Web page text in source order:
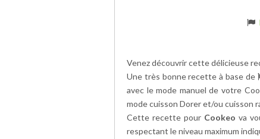
Venez découvrir cette délicieuse
Une très bonne recette à base de
avec le mode manuel de votre
mode cuisson Dorer et/ou cuisson
Cette recette pour Cookeo va
respectant le niveau maximum